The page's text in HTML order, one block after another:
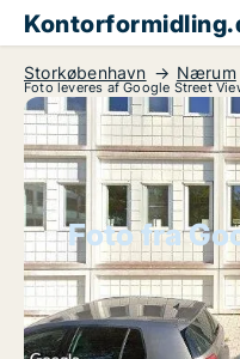
Storkøbenhavn Nærum
Foto leveres af Google Street
Foto fra